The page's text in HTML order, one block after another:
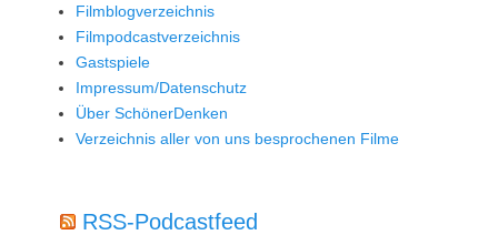
Filmblogverzeichnis
Filmpodcastverzeichnis
Gastspiele
Impressum/Datenschutz
Über SchönerDenken
Verzeichnis aller von uns besprochenen Filme
RSS-Podcastfeed